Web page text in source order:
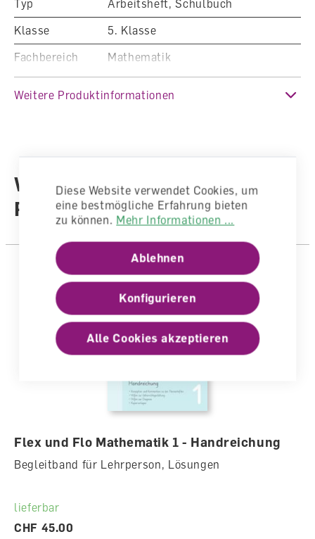
einfacheren Niveau mit den Lerninhalten
auseinandersetzen.
Typ
Arbeitsheft, Schulbuch
Klasse
5. Klasse
Fachbereich
Mathematik
Weitere Produktinformationen
Weitere Produkte aus der
Reihe
Flex und Flo Mathematik 1 - Handreichung
Begleitband für Lehrperson, Lösungen
lieferbar
CHF 45.00
Diese Website verwendet Cookies, um
eine bestmögliche Erfahrung bieten
zu können. Mehr Informationen ...
Ablehnen
Konfigurieren
Alle Cookies akzeptieren